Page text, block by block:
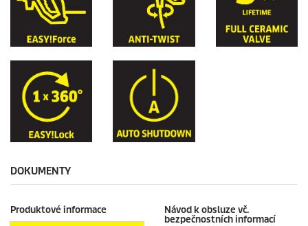
DOKUMENTY
Produktové informace
Návod k obsluze vč.
bezpečnostních informací